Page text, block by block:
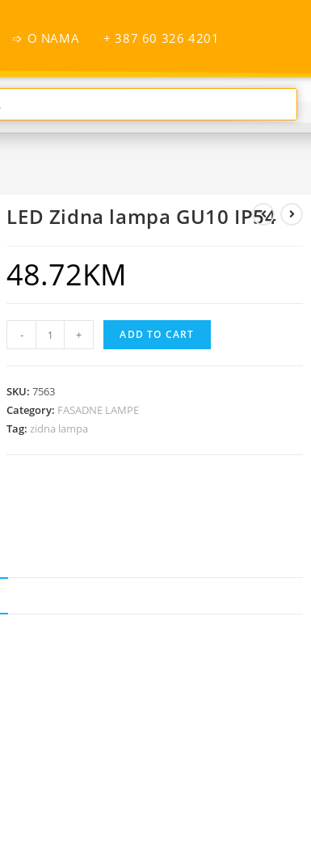
➩ O NAMA + 387 60 326 4201
LED Zidna lampa GU10 IP54
48.72KM
- + ADD TO CART
SKU:7563
Category: FASADNE LAMPE
Tag:zidna lampa